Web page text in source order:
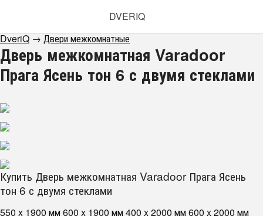
DVERIQ
DveriQ → Двери межкомнатные
Дверь межкомнатная Varadoor
Прага Ясень тон 6 с двумя стеклами
Купить Дверь межкомнатная Varadoor Прага Ясень
тон 6 с двумя стеклами
550 x 1900 мм600 x 1900 мм400 x 2000 мм600 x 2000 мм